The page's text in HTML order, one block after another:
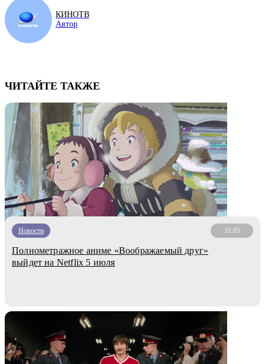
КИНОТВ
Автор
ЧИТАЙТЕ ТАКЖЕ
Новости 31.05
Полнометражное аниме «Воображаемый друг»
выйдет на Netflix 5 июля